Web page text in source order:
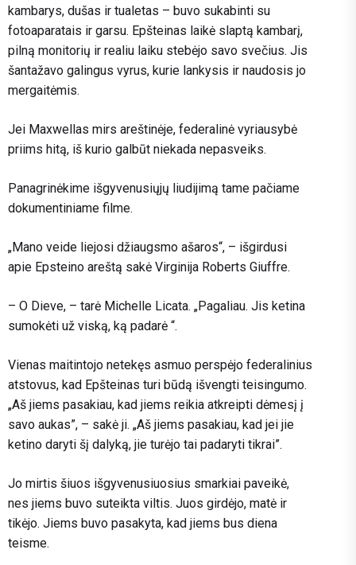
kambarys, dušas ir tualetas – buvo sukabinti su
fotoaparatais ir garsu. Epšteinas laikė slaptą kambarį,
pilną monitorių ir realiu laiku stebėjo savo svečius. Jis
šantažavo galingus vyrus, kurie lankysis ir naudosis jo
mergaitėmis.
Jei Maxwellas mirs areštinėje, federalinė vyriausybė
priims hitą, iš kurio galbūt niekada nepasveiks.
Panagrinėkime išgyvenusiųjų liudijimą tame pačiame
dokumentiniame filme.
„Mano veide liejosi džiaugsmo ašaros“, – išgirdusi
apie Epsteino areštą sakė Virginija Roberts Giuffre.
– O Dieve, – tarė Michelle Licata. „Pagaliau. Jis ketina
sumokėti už viską, ką padarė “.
Vienas maitintojo netekęs asmuo perspėjo federalinius
atstovus, kad Epšteinas turi būdą išvengti teisingumo.
„Aš jiems pasakiau, kad jiems reikia atkreipti dėmesį į
savo aukas”, – sakė ji. „Aš jiems pasakiau, kad jei jie
ketino daryti šį dalyką, jie turėjo tai padaryti tikrai”.
Jo mirtis šiuos išgyvenusiuosius smarkiai paveikė,
nes jiems buvo suteikta viltis. Juos girdėjo, matė ir
tikėjo. Jiems buvo pasakyta, kad jiems bus diena
teisme.